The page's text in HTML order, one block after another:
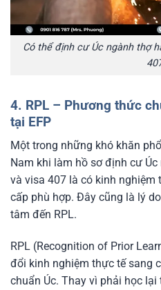
Có thể định cư Úc ngành thợ
4. RPL – Phương thức
tại EFP
Một trong những khó khăn
Nam khi làm hồ sơ định cư
và visa 407 là có kinh
cấp phù hợp. Đây cũng là lý
tâm đến RPL.
RPL (Recognition of Prior
đổi kinh nghiệm thực tế sang
chuẩn Úc. Thay vì phải học